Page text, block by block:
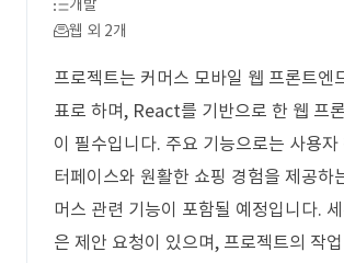
개발
웹 외 2개
프로젝트는 커머스 모바일 웹 프론트엔
표로 하며, React를 기반으로 한 웹 프
이 필수입니다. 주요 기능으로는 사용자
터페이스와 원활한 쇼핑 경험을 제공하
머스 관련 기능이 포함될 예정입니다.
은 제안 요청이 있으며, 프로젝트의 작